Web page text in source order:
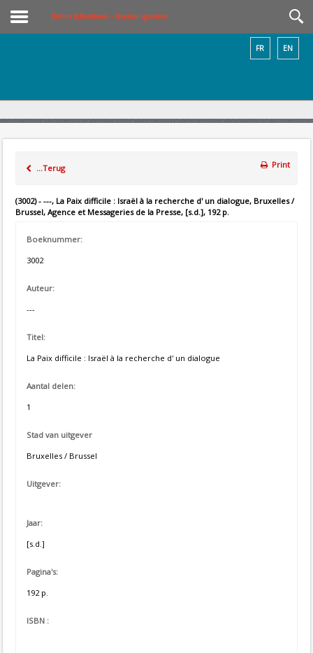
Online bibliotheek – Boeken opzoeken
EN
FR
...Terug Print
(3002) - ---, La Paix difficile : Israël à la recherche d' un dialogue, Bruxelles /
Brussel, Agence et Messageries de la Presse, [s.d.], 192 p.
Boeknummer:
3002
Auteur:
---
Titel:
La Paix difficile : Israël à la recherche d' un dialogue
Aantal delen:
1
Stad van uitgever
Bruxelles / Brussel
Uitgever:
Jaar:
[s.d.]
Pagina's:
192 p.
ISBN :